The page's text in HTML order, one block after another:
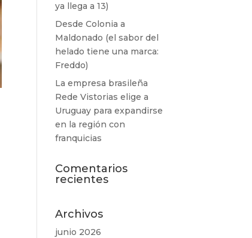
ya llega a 13)
Desde Colonia a
Maldonado (el sabor del
helado tiene una marca:
Freddo)
La empresa brasileña
Rede Vistorias elige a
Uruguay para expandirse
en la región con
franquicias
Comentarios
recientes
Archivos
junio 2026